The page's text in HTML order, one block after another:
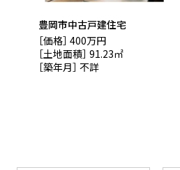
豊岡市中古戸建住宅
［価格］ 400万円
［土地面積］ 91.23㎡
［築年月］ 不詳